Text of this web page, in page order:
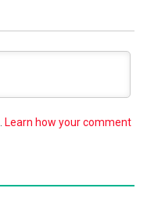
Learn how your comment